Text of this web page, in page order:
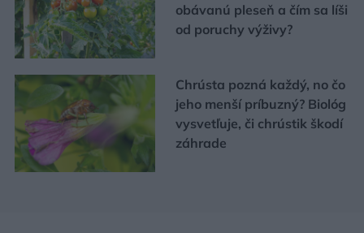
obávanú pleseň a čím sa líši
od poruchy výživy?
Chrústa pozná každý, no čo
jeho menší príbuzný? Biológ
vysvetľuje, či chrústik škodí
záhrade